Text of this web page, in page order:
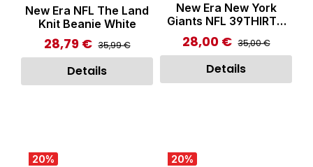
New Era NFL The Land
Knit Beanie White
Verkaufspreis:
28,79 € Regulärer Preis:
35,99 €
Details
New Era New York
Giants NFL 39THIRTY
Stretch Fit Cap Black
Verkaufspreis:
28,00 € Regulärer Preis:
35,00 €
Details
20% 20%